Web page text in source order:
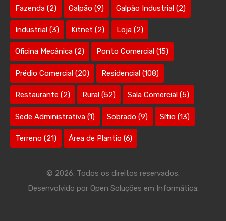
Fazenda (2) Galpão (9) Galpão Industrial (2)
Industrial (3) Kitnet (2) Loja (2)
Oficina Mecânica (2) Ponto Comercial (15)
Prédio Comercial (20) Residencial (108)
Restaurante (2) Rural (52) Sala Comercial (5)
Sede Administrativa (1) Sobrado (9) Sítio (13)
Terreno (21) Área de Plantio (6)
© 2026. Todos os direitos reservados.
Desenvolvido por Open Soluções em Informática.